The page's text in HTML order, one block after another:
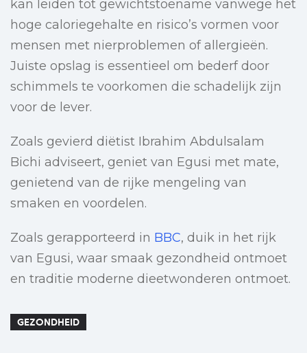
kan leiden tot gewichtstoename vanwege het
hoge caloriegehalte en risico’s vormen voor
mensen met nierproblemen of allergieën.
Juiste opslag is essentieel om bederf door
schimmels te voorkomen die schadelijk zijn
voor de lever.
Zoals gevierd diëtist Ibrahim Abdulsalam
Bichi adviseert, geniet van Egusi met mate,
genietend van de rijke mengeling van
smaken en voordelen.
Zoals gerapporteerd in BBC, duik in het rijk
van Egusi, waar smaak gezondheid ontmoet
en traditie moderne dieetwonderen ontmoet.
GEZONDHEID